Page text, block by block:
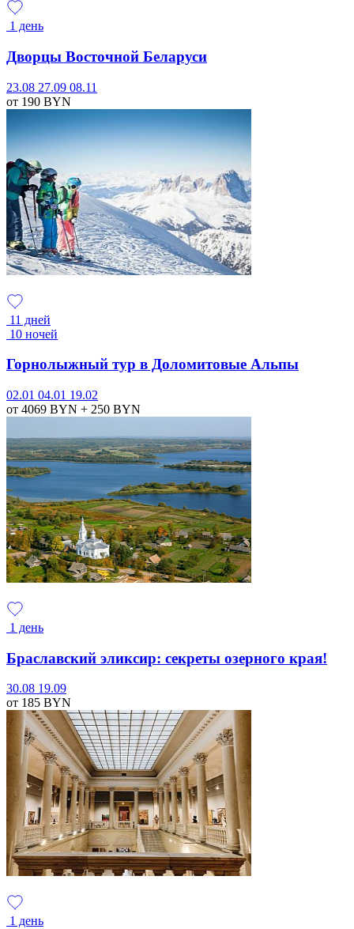
1 день
Дворцы Восточной Беларуси
23.08 27.09 08.11
от 190 BYN
11 дней
10 ночей
Горнолыжный тур в Доломитовые Альпы
02.01 04.01 19.02
от 4069 BYN + 250 BYN
1 день
Браславский эликсир: секреты озерного края!
30.08 19.09
от 185 BYN
1 день